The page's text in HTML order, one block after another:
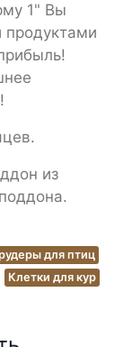
1" Вы
продуктами
из
для птиц
Клетки для кур